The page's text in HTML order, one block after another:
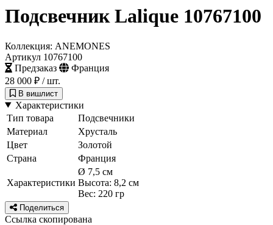
Подсвечник Lalique 10767100
Коллекция: ANEMONES
Артикул 10767100
Предзаказ
Франция
28 000 ₽ / шт.
В вишлист
Характеристики
Тип товара
Подсвечники
Материал
Хрусталь
Цвет
Золотой
Страна
Франция
Характеристики
Ø 7,5 см
Высота: 8,2 см
Вес: 220 гр
Поделиться
Ссылка скопирована